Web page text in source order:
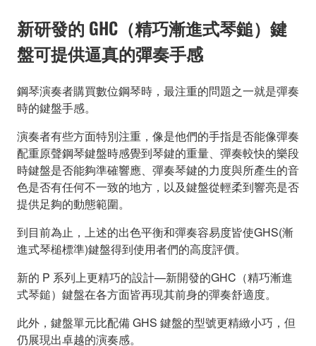
新研發的 GHC（精巧漸進式琴鎚）鍵
盤可提供逼真的彈奏手感
鋼琴演奏者購買數位鋼琴時，最注重的問題之一就是彈奏
時的鍵盤手感。
演奏者有些方面特別注重，像是他們的手指是否能像彈奏
配重原聲鋼琴鍵盤時感覺到琴鍵的重量、彈奏較快的樂段
時鍵盤是否能夠準確響應、彈奏琴鍵的力度與所產生的音
色是否有任何不一致的地方，以及鍵盤從輕柔到響亮是否
提供足夠的動態範圍。
到目前為止，上述的出色平衡和彈奏容易度皆使GHS(漸
進式琴槌標準)鍵盤得到使用者們的高度評價。
新的 P 系列上更精巧的設計—新開發的GHC（精巧漸進
式琴鎚）鍵盤在各方面皆再現其前身的彈奏舒適度。
此外，鍵盤單元比配備 GHS 鍵盤的型號更精緻小巧，但
仍展現出卓越的演奏感。